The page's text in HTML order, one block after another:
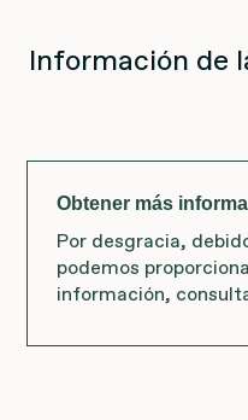
Información de
Obtener más
Por desgracia,
podemos
información,